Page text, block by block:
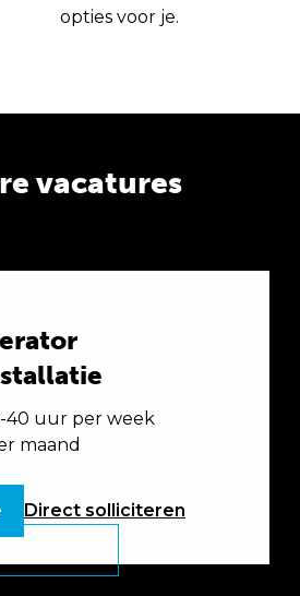
opties voor je.
vacatures
40 uur per week
maand
Direct solliciteren